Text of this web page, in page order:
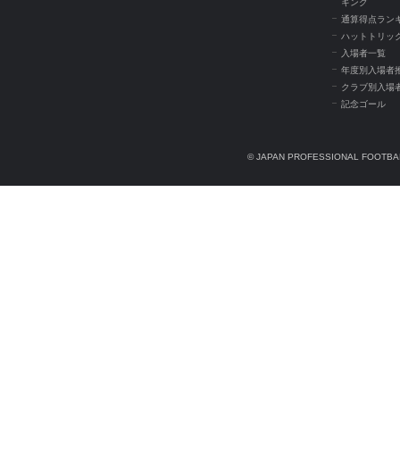
キング
通算得点ラン
ハットトリッ
入場者一覧
年度別入場者
クラブ別入場
記念ゴール
© JAPAN PROFESSIONAL